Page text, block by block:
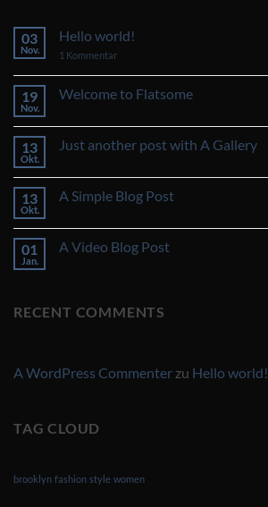
03
Nov.
Hello world!
1 Kommentarzu
world!
19
Nov.
Welcome to Flatsome
Kommentare
Welcome
13
Okt.
Just another post with A Gallery
Kommentare
Just
with
A
Gallery
13
Okt.
A Simple Blog Post
Kommentare
A
01
Jan.
A Video Blog Post
Video
RECENT COMMENTS
A WordPress Commenter zu Hello world!
TAG CLOUD
brooklyn fashion style women